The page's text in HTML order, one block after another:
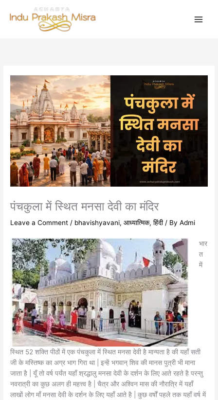
पंचकुला में स्थित मनसा देवी का मंदिर
Leave a Comment / bhavishyavani,आध्यात्मिक,हिंदी/ ByAdmi
भार
त
में
स्थित 52 शक्ति पीठों में एक पंचकुला में स्थित मनसा देवी है मान्यता है की यहाँ सती
जी के मस्तिष्क का अग्र भाग गिरा था | इन्हें भगवान् शिव की मानस पुत्री भी माना
जाता है | यूँ तो वर्ष पर्यंत यहाँ श्रद्धालु मनसा देवी के दर्शन के लिए आते रहते है परन्तु
नवरात्री का कुछ अलग ही महत्त्व है | चैत्र और अश्विन मास की नौरात्रि में यहाँ
लाखों लोग माँ मनसा देवी के दर्शन के लिए यहाँ आते है | कुछ वर्षों पहले तक यहाँ वर्ष में